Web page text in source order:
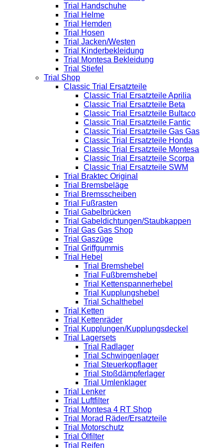
Trial Handschuhe
Trial Helme
Trial Hemden
Trial Hosen
Trial Jacken/Westen
Trial Kinderbekleidung
Trial Montesa Bekleidung
Trial Stiefel
Trial Shop
Classic Trial Ersatzteile
Classic Trial Ersatzteile Aprilia
Classic Trial Ersatzteile Beta
Classic Trial Ersatzteile Bultaco
Classic Trial Ersatzteile Fantic
Classic Trial Ersatzteile Gas Gas
Classic Trial Ersatzteile Honda
Classic Trial Ersatzteile Montesa
Classic Trial Ersatzteile Scorpa
Classic Trial Ersatzteile SWM
Trial Braktec Original
Trial Bremsbeläge
Trial Bremsscheiben
Trial Fußrasten
Trial Gabelbrücken
Trial Gabeldichtungen/Staubkappen
Trial Gas Gas Shop
Trial Gaszüge
Trial Griffgummis
Trial Hebel
Trial Bremshebel
Trial Fußbremshebel
Trial Kettenspannerhebel
Trial Kupplungshebel
Trial Schalthebel
Trial Ketten
Trial Kettenräder
Trial Kupplungen/Kupplungsdeckel
Trial Lagersets
Trial Radlager
Trial Schwingenlager
Trial Steuerkopflager
Trial Stoßdämpferlager
Trial Umlenklager
Trial Lenker
Trial Luftfilter
Trial Montesa 4 RT Shop
Trial Morad Räder/Ersatzteile
Trial Motorschutz
Trial Ölfilter
Trial Reifen